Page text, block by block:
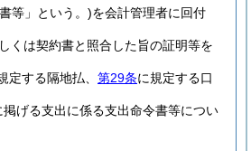
等」という。)を会計管理者に回付
くは契約書と照合した旨の証明等を
定する隔地払、 第29条に規定する口
掲げる支出に係る支出命令書等につい